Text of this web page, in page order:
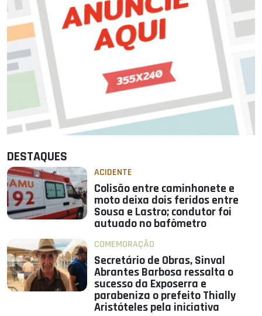
DESTAQUES
ACIDENTE
Colisão entre caminhonete e
moto deixa dois feridos entre
Sousa e Lastro; condutor foi
autuado no bafômetro
COMEMORAÇÃO
Secretário de Obras, Sinval
Abrantes Barbosa ressalta o
sucesso da Exposerra e
parabeniza o prefeito Thially
Aristóteles pela iniciativa